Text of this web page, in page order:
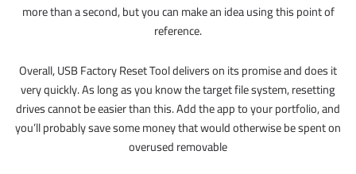
more than a second, but you can make an idea using this point of
reference.
Overall, USB Factory Reset Tool delivers on its promise and does it
very quickly. As long as you know the target file system, resetting
drives cannot be easier than this. Add the app to your portfolio, and
you’ll probably save some money that would otherwise be spent on
overused removable